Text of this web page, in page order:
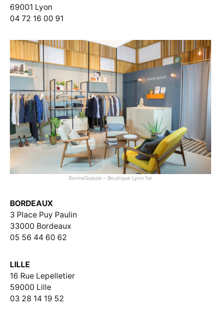
69001 Lyon
04 72 16 00 91
BonneGueule – Boutique Lyon 1er
BORDEAUX
3 Place Puy Paulin
33000 Bordeaux
05 56 44 60 62
LILLE
16 Rue Lepelletier
59000 Lille
03 28 14 19 52